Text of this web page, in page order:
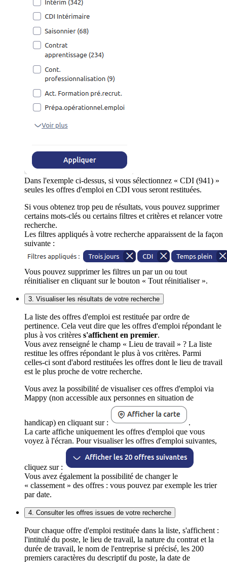
Dans l'exemple ci-dessus, si vous sélectionnez « CDI (941) »
seules les offres d'emploi en CDI vous seront restituées.
Si vous obtenez trop peu de résultats, vous pouvez supprimer
certains mots-clés ou certains filtres et critères et relancer votre
recherche.
Les filtres appliqués à votre recherche apparaissent de la façon
suivante :
Vous pouvez supprimer les filtres un par un ou tout
réinitialiser en cliquant sur le bouton « Tout réinitialiser ».
3. Visualiser les résultats de votre recherche
La liste des offres d'emploi est restituée par ordre de
pertinence. Cela veut dire que les offres d'emploi répondant le
plus à vos critères s'affichent en premier.
Vous avez renseigné le champ « Lieu de travail » ? La liste
restitue les offres répondant le plus à vos critères. Parmi
celles-ci sont d'abord restituées les offres dont le lieu de travail
est le plus proche de votre recherche.
Vous avez la possibilité de visualiser ces offres d'emploi via
Mappy (non accessible aux personnes en situation de
handicap) en cliquant sur :
.
La carte affiche uniquement les offres d'emploi que vous
voyez à l'écran. Pour visualiser les offres d'emploi suivantes,
cliquez sur :
Vous avez également la possibilité de changer le
« classement » des offres : vous pouvez par exemple les trier
par date.
4. Consulter les offres issues de votre recherche
Pour chaque offre d'emploi restituée dans la liste, s'affichent :
l'intitulé du poste, le lieu de travail, la nature du contrat et la
durée de travail, le nom de l'entreprise si précisé, les 200
premiers caractères du descriptif du poste, la date de